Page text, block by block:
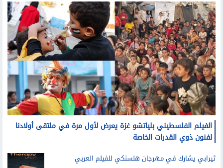
الفيلم الفلسطيني بلياتشو غزة يعرض لأول مرة في ملتقى أولادنا
لفنون ذوي القدرات الخاصة